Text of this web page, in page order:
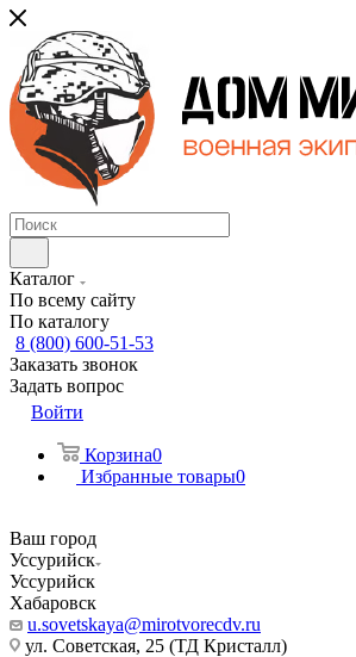
Каталог
По всему сайту
По каталогу
8 (800) 600-51-53
Заказать звонок
Задать вопрос
Войти
Корзина0
Избранные товары0
Ваш город
Уссурийск
Уссурийск
Хабаровск
u.sovetskaya@mirotvorecdv.ru
ул. Советская, 25 (ТД Кристалл)